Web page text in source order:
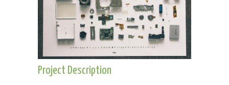
Project Description